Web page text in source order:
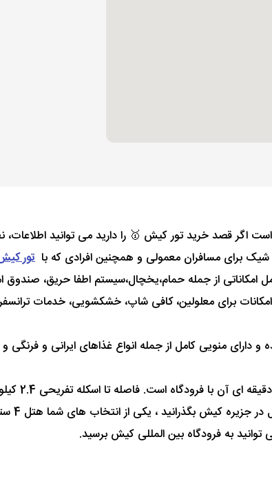
تور
امكانات برای معلولين، كافی شاپ، خشکشویی، خدمات
در طبقه همکف واقع شده و دارای منویی کامل از جمله انواع غذاهای